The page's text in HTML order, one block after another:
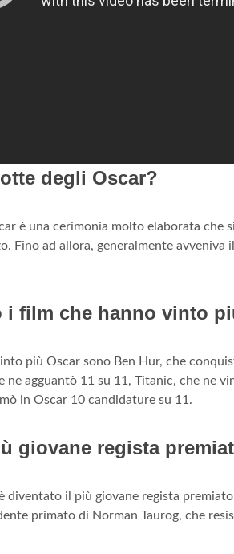
degli Oscar?
è una cerimonia molto elaborata
Fino ad allora, generalmente
i film che hanno vinto
più Oscar sono Ben Hur, che
ne agguantò 11 su 11, Titanic, che ne
in Oscar 10 candidature su 11.
giovane regista
diventato il più giovane regista
primato di Norman Taurog, che